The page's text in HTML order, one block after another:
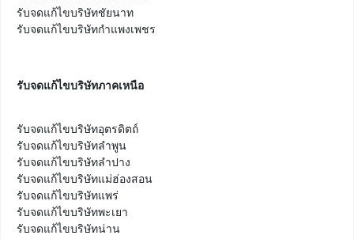
รับจดแก้ไขบริษัทชัยนาท
รับจดแก้ไขบริษัทกำแพงเพชร
รับจดแก้ไขบริษัทภาคเหนือ
รับจดแก้ไขบริษัทอุตรดิตถ์
รับจดแก้ไขบริษัทลำพูน
รับจดแก้ไขบริษัทลำปาง
รับจดแก้ไขบริษัทแม่ฮ่องสอน
รับจดแก้ไขบริษัทแพร่
รับจดแก้ไขบริษัทพะเยา
รับจดแก้ไขบริษัทน่าน